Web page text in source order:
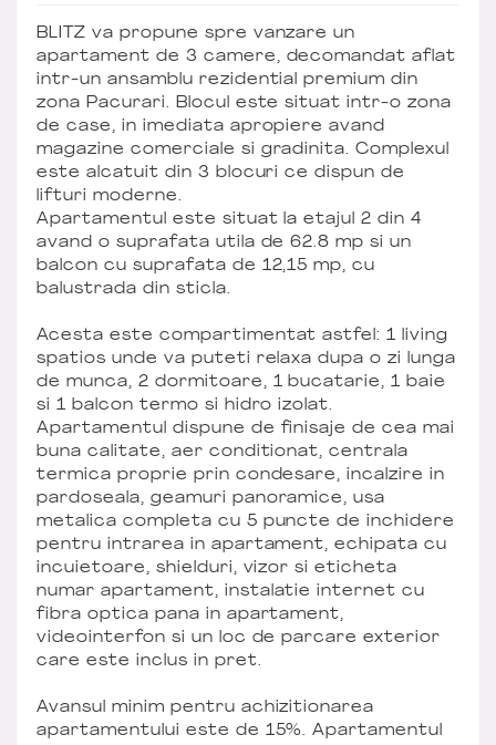
BLITZ va propune spre vanzare un
apartament de 3 camere, decomandat aflat
intr-un ansamblu rezidential premium din
zona Pacurari. Blocul este situat intr-o zona
de case, in imediata apropiere avand
magazine comerciale si gradinita. Complexul
este alcatuit din 3 blocuri ce dispun de
lifturi moderne.
Apartamentul este situat la etajul 2 din 4
avand o suprafata utila de 62.8 mp si un
balcon cu suprafata de 12,15 mp, cu
balustrada din sticla.
Acesta este compartimentat astfel: 1 living
spatios unde va puteti relaxa dupa o zi lunga
de munca, 2 dormitoare, 1 bucatarie, 1 baie
si 1 balcon termo si hidro izolat.
Apartamentul dispune de finisaje de cea mai
buna calitate, aer conditionat, centrala
termica proprie prin condesare, incalzire in
pardoseala, geamuri panoramice, usa
metalica completa cu 5 puncte de inchidere
pentru intrarea in apartament, echipata cu
incuietoare, shielduri, vizor si eticheta
numar apartament, instalatie internet cu
fibra optica pana in apartament,
videointerfon si un loc de parcare exterior
care este inclus in pret.
Avansul minim pentru achizitionarea
apartamentului este de 15%. Apartamentul